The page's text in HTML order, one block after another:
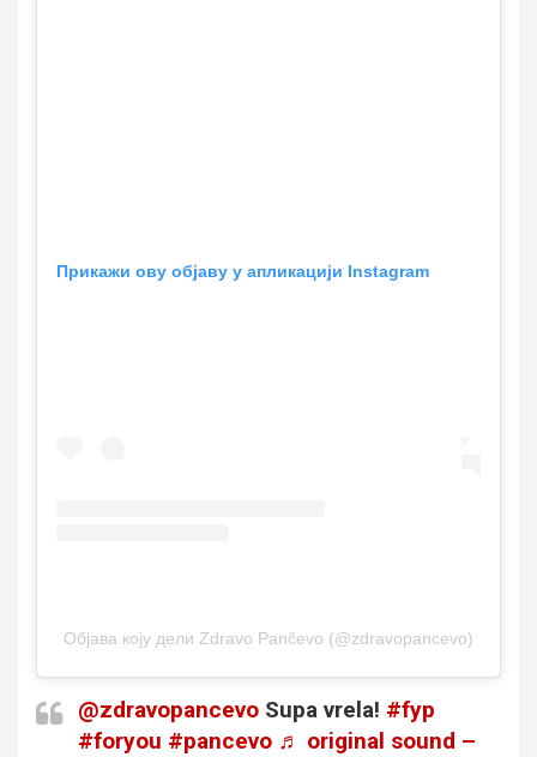
Прикажи ову објаву у апликацији Instagram
Објава коју дели Zdravo Pančevo (@zdravopancevo)
@zdravopancevo Supa vrela! #fyp
#foryou #pancevo ♬ original sound –